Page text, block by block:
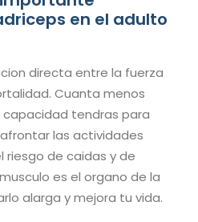
en el adulto
directa entre la fuerza
Cuanta menos
tendras para
las actividades
riesgo de caidas y de
es el organo de la
alarga y mejora tu vida.